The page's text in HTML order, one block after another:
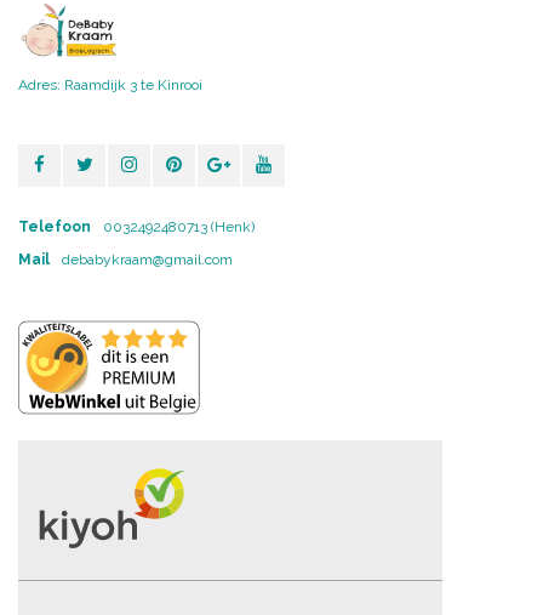
Adres: Raamdijk 3 te Kinrooi
Telefoon
0032492480713 (Henk)
Mail
debabykraam@gmail.com